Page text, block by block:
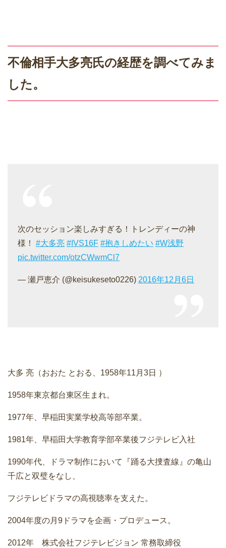
不倫相手大多亮氏の経歴を調べてみま
した。
次のセッション楽しみすぎる！トレンディーの神
様！ #大多亮 #IVS16F #抱きしめたい #W浅野
pic.twitter.com/otzCWwmCl7
— 瀬戸恵介 (@keisukeseto0226) 2016年12月6日
大多 亮（おおた とおる、1958年11月3日 ）
1958年東京都台東区生まれ。
1977年、早稲田実業学校高等部卒業。
1981年、早稲田大学教育学部卒業後フジテレビ入社
1990年代、ドラマ制作において『踊る大捜査線』の亀山
千広と双璧をなし、
フジテレビドラマの高視聴率を支えた。
2004年度の月9ドラマを企画・プロデュース。
2012年 株式会社フジテレビジョン 常務取締役